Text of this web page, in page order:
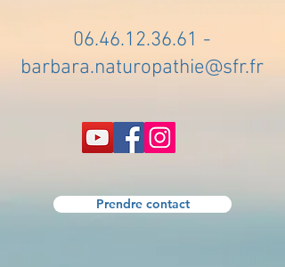
06.46.12.36.61 -
barbara.naturopathie@sfr.fr
Prendre contact